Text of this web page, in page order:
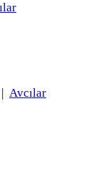
| Avcılar